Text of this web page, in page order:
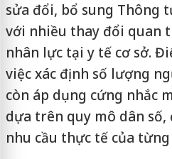
sửa đổi, bổ sung Thông
với nhiều thay đổi quan
nhân lực tại y tế cơ sở.
việc xác định số lượng
còn áp dụng cứng nhắc
dựa trên quy mô dân
nhu cầu thực tế của